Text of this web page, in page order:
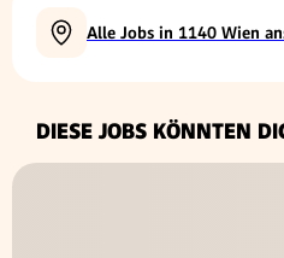
Alle Jobs in 1140 Wien
DIESE JOBS KÖNNTEN